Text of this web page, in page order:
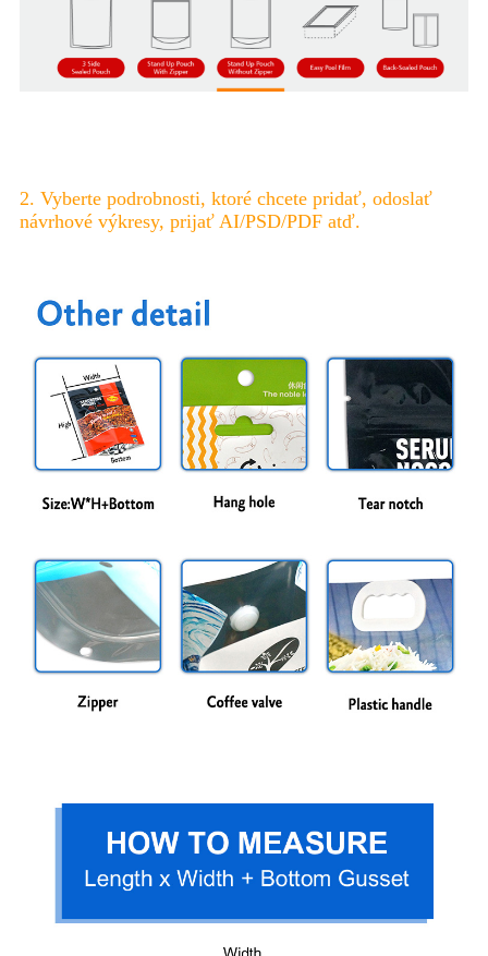
2. Vyberte podrobnosti, ktoré chcete pridať, odoslať
návrhové výkresy, prijať AI/PSD/PDF atď.